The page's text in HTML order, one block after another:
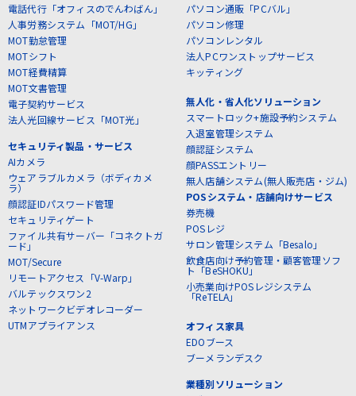
電話代行「オフィスのでんわばん」
人事労務システム「MOT/HG」
MOT勤怠管理
MOTシフト
MOT経費精算
MOT文書管理
電子契約サービス
法人光回線サービス「MOT光」
セキュリティ製品・サービス
AIカメラ
ウェアラブルカメラ（ボディカメ
ラ）
顔認証IDパスワード管理
セキュリティゲート
ファイル共有サーバー「コネクトガ
ード」
MOT/Secure
リモートアクセス「V-Warp」
バルテックスワン2
ネットワークビデオレコーダー
UTMアプライアンス
パソコン通販「PCバル」
パソコン修理
パソコンレンタル
法人PCワンストップサービス
キッティング
無人化・省人化ソリューション
スマートロック+施設予約システム
入退室管理システム
顔認証システム
顔PASSエントリー
無人店舗システム(無人販売店・ジム)
POSシステム・店舗向けサービス
券売機
POSレジ
サロン管理システム「Besalo」
飲食店向け予約管理・顧客管理ソフ
ト「BeSHOKU」
小売業向けPOSレジシステム
「ReTELA」
オフィス家具
EDOブース
ブーメランデスク
業種別ソリューション